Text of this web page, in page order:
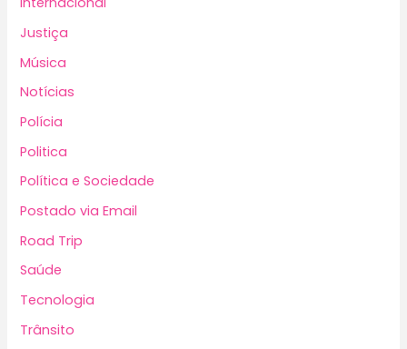
Justiça
Música
Notícias
Polícia
Politica
Política e Sociedade
Postado via Email
Road Trip
Saúde
Tecnologia
Trânsito